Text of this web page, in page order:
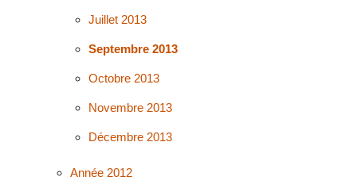
Juillet 2013
Septembre 2013
Octobre 2013
Novembre 2013
Décembre 2013
Année 2012